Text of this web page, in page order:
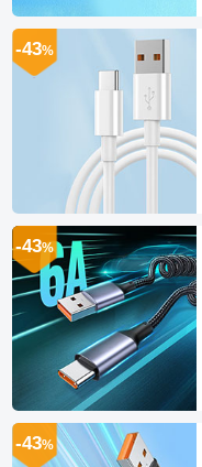
-43%
-43%
-43%